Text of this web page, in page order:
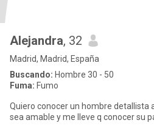
Alejandra, 32
Madrid, Madrid, España
Buscando: Hombre 30 - 50
Fuma: Fumo
Quiero conocer un hombre detallista
sea amable y me lleve q conocer su